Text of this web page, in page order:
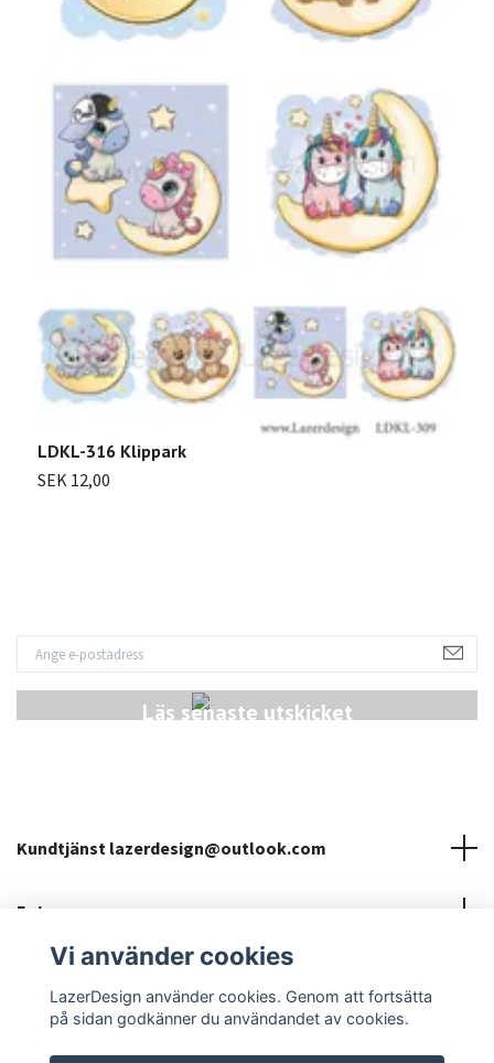
Läs senaste utskicket
LDKL-316 Klippark
SEK 12,00
Kundtjänst lazerdesign@outlook.com
Fotmeny
Sociala medier
Vi använder cookies
LazerDesign använder cookies. Genom att fortsätta
på sidan godkänner du användandet av cookies.